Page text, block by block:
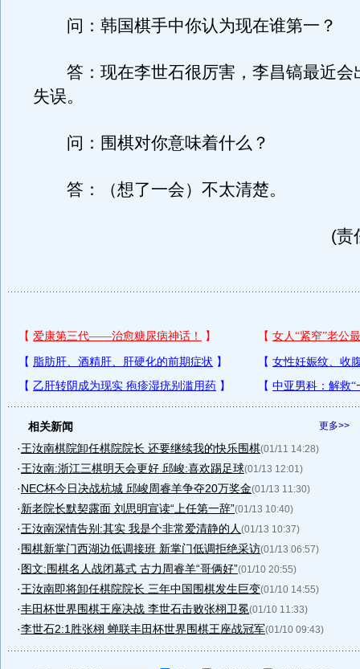
问：韩国棋手中你认为现在谁第一？
答：现在李世石很厉害，李昌镐最近会
失误。
问：围棋对你意味着什么？
答：（想了一会）不太清楚。
(责
更多>>
相关新闻
·王汝南棋院卸任棋院院长 还要继续我的快乐围棋(01/11 14:28)
·王汝南:浙江三棋明天会更好 邱峻:喜欢踢足球(01/13 12:01)
·NEC杯今日决战杭城 邱峻周睿羊争夺20万奖金(01/13 11:30)
·新老院长默契露面 刘思明宣读“上任第一辞”(01/13 10:40)
·王汝南深情告别:其实 我是个非常爱清静的人 (01/13 10:37)
·围棋新掌门西湖边低调接班 新掌门低调拒绝采访(01/13 06:57)
·图文:围棋名人战闭幕式 古力周睿羊“哥俩好”(01/10 20:55)
·王汝南即将卸任棋院院长 三年中国围棋发生巨变(01/10 14:55)
·丰田杯世界围棋王座决战 李世石击败张栩卫冕(01/10 11:33)
·李世石2:1胜张栩 蝉联丰田杯世界围棋王座战冠军(01/10 09:43)